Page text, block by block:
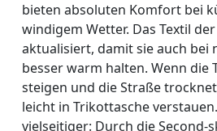
bieten absoluten Komfort bei
windigem Wetter. Das Textil
aktualisiert, damit sie auch bei
besser warm halten. Wenn die
steigen und die Straße
leicht in Trikottasche
vielseitiger: Durch die Second-